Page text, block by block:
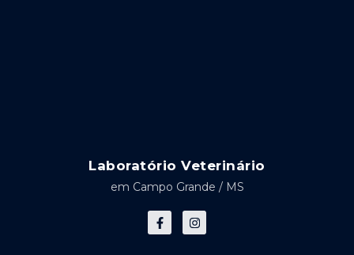
Laboratório Veterinário
em Campo Grande / MS
a
c
e
n
s
t